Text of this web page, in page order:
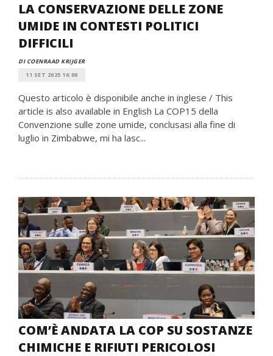
LA CONSERVAZIONE DELLE ZONE
UMIDE IN CONTESTI POLITICI
DIFFICILI
DI COENRAAD KRIJGER
11 SET 2025 16:00
Questo articolo è disponibile anche in inglese / This
article is also available in English La COP15 della
Convenzione sulle zone umide, conclusasi alla fine di
luglio in Zimbabwe, mi ha lasc...
COM’È ANDATA LA COP SU SOSTANZE
CHIMICHE E RIFIUTI PERICOLOSI